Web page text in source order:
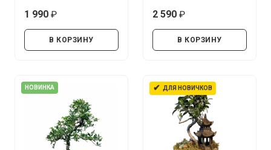
1 990
В КОРЗИНУ
2 590
В КОРЗИНУ
НОВИНКА ✔ ДЛЯ НОВИЧКОВ